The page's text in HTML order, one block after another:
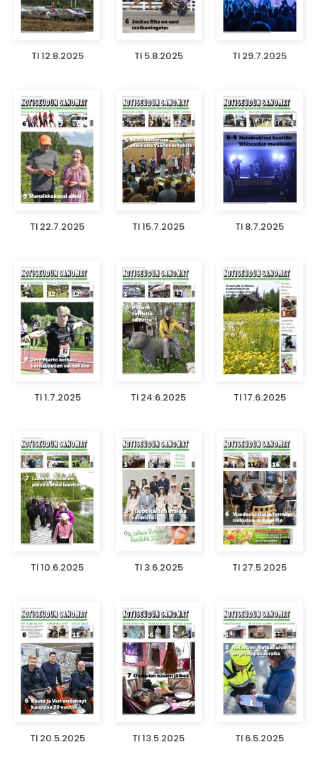
TI 12.8.2025 TI 5.8.2025 TI 29.7.2025
TI 22.7.2025 TI 15.7.2025 TI 8.7.2025
TI 1.7.2025 TI 24.6.2025 TI 17.6.2025
TI 10.6.2025 TI 3.6.2025 TI 27.5.2025
TI 20.5.2025 TI 13.5.2025 TI 6.5.2025